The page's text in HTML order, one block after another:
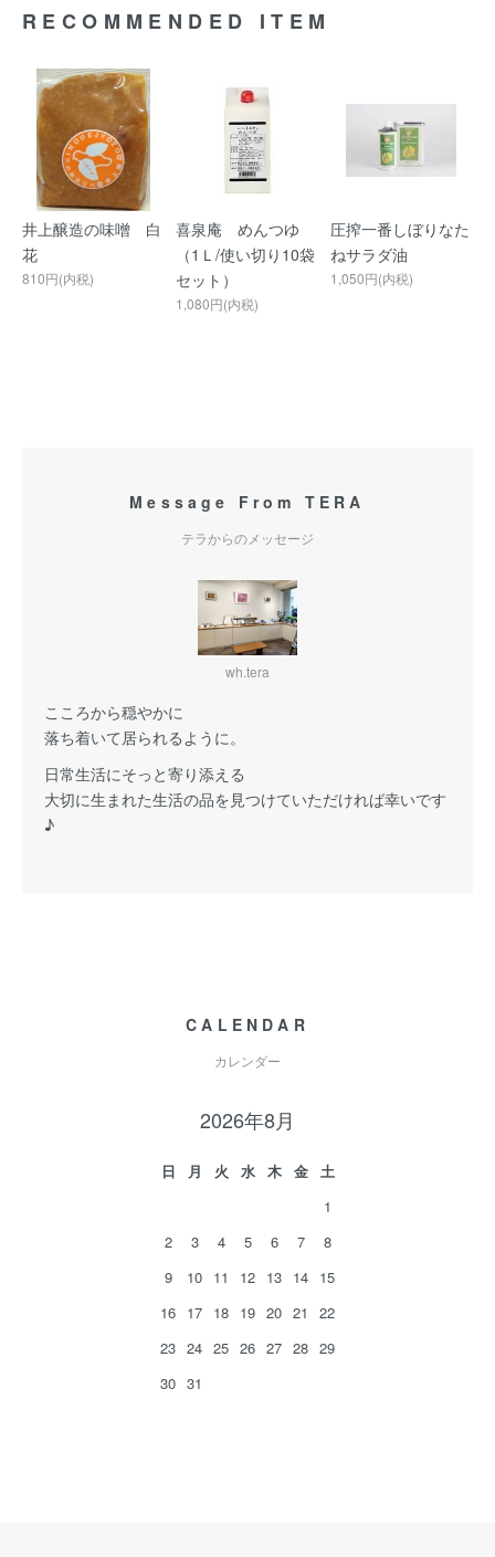
RECOMMENDED ITEM
井上醸造の味噌 白
花
810円(内税)
喜泉庵 めんつゆ
（1Ｌ/使い切り10袋
セット）
1,080円(内税)
圧搾一番しぼりなた
ねサラダ油
1,050円(内税)
Message From TERA
テラからのメッセージ
wh.tera
こころから穏やかに
落ち着いて居られるように。
日常生活にそっと寄り添える
大切に生まれた生活の品を見つけていただければ幸いです
♪
CALENDAR
カレンダー
2026年8月
日 月 火 水 木 金
土
1
2
3 4 5 6 7
8
9
10 11 12 13 14 15
16 17 18 19 20 21
22
23 24 25 26 27 28 29
30 31